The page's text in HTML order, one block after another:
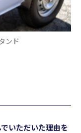
ンド
いただいた理由を